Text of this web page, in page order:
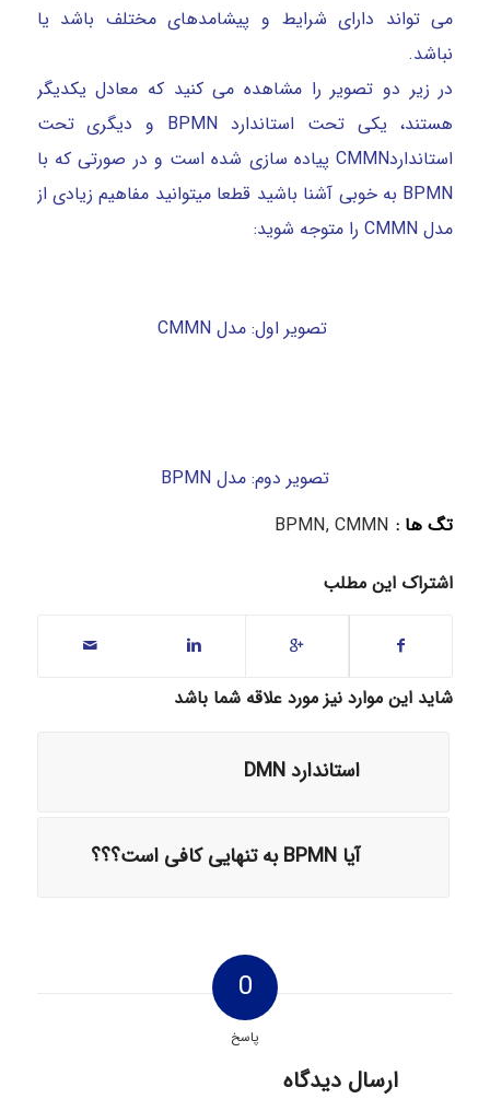
می تواند دارای شرایط و پیشامدهای مختلف باشد یا
نباشد.
در زیر دو تصویر را مشاهده می کنید که معادل یکدیگر
هستند، یکی تحت استاندارد BPMN و دیگری تحت
استانداردCMMN پیاده سازی شده است و در صورتی که با
BPMN به خوبی آشنا باشید قطعا میتوانید مفاهیم زیادی از
مدل CMMN را متوجه شوید:
تصویر اول: مدل CMMN
تصویر دوم: مدل BPMN
تگ ها :
BPMN,CMMN
اشتراک این مطلب
شاید این موارد نیز مورد علاقه شما باشد
استاندارد DMN
آیا BPMN به تنهایی کافی است؟؟؟
0
پاسخ
ارسال دیدگاه